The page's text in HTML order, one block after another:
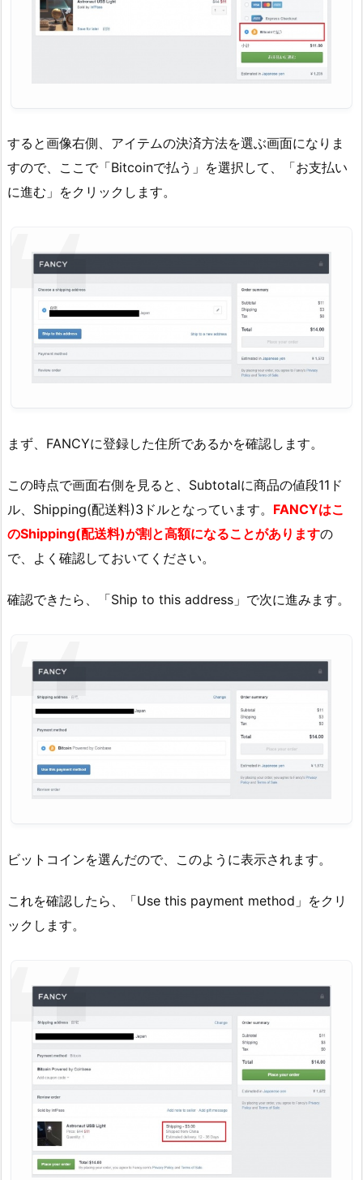
すると画像右側、アイテムの決済方法を選ぶ画面になりま
すので、ここで「Bitcoinで払う」を選択して、「お支払い
に進む」をクリックします。
まず、FANCYに登録した住所であるかを確認します。
この時点で画面右側を見ると、Subtotalに商品の値段11ド
ル、Shipping(配送料)3ドルとなっています。 FANCYはこ
のShipping(配送料)が割と高額になることがありますの
で、よく確認しておいてください。
確認できたら、「Ship to this address」で次に進みます。
ビットコインを選んだので、このように表示されます。
これを確認したら、「Use this payment method」をクリ
ックします。